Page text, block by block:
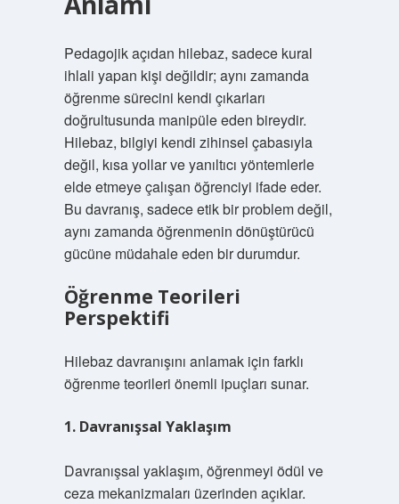
Pedagojik açıdan hilebaz, sadece kural
ihlali yapan kişi değildir; aynı zamanda
öğrenme sürecini kendi çıkarları
doğrultusunda manipüle eden bireydir.
Hilebaz, bilgiyi kendi zihinsel çabasıyla
değil, kısa yollar ve yanıltıcı yöntemlerle
elde etmeye çalışan öğrenciyi ifade eder.
Bu davranış, sadece etik bir problem değil,
aynı zamanda öğrenmenin dönüştürücü
gücüne müdahale eden bir durumdur.
Öğrenme Teorileri
Perspektifi
Hilebaz davranışını anlamak için farklı
öğrenme teorileri önemli ipuçları sunar.
1. Davranışsal Yaklaşım
Davranışsal yaklaşım, öğrenmeyi ödül ve
ceza mekanizmaları üzerinden açıklar.